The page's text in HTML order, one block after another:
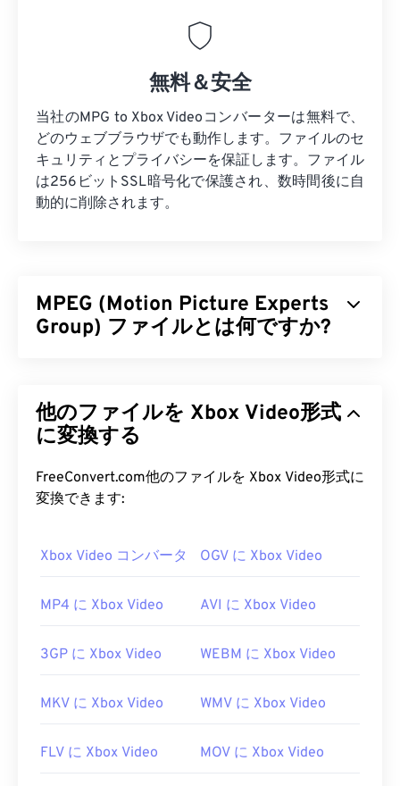
無料＆安全
当社のMPG to Xbox Videoコンバーターは無料で、
どのウェブブラウザでも動作します。ファイルのセ
キュリティとプライバシーを保証します。ファイル
は256ビットSSL暗号化で保護され、数時間後に自
動的に削除されます。
MPEG (Motion Picture Experts
Group) ファイルとは何ですか?
規格を策定した組織の名称でもあります。このファ
イル形式は、コーデック
ズを実現します。MPEGファイル拡張子は、
MPEG-1形式と最も密接に関連しています。
ればいいですか?
MPEGファイルは、ほとんどの場合、オペレーティ
きます。Windowsでは
Windows Media Player
Macでは
で開きます。チャプター、キャ
ートされていません。インターネット経由でストリ
生できます。
他のファイルを Xbox Video形式
に変換する
FreeConvert.com他のファイルを Xbox Video形式に
変換できます:
Xbox Video コンバータ OGV に Xbox Video
MP4 に Xbox Video AVI に Xbox Video
3GP に Xbox Video WEBM に Xbox Video
MKV に Xbox Video WMV に Xbox Video
FLV に Xbox Video MOV に Xbox Video